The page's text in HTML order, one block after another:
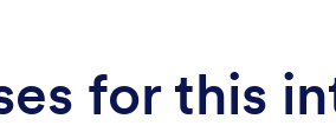
for this